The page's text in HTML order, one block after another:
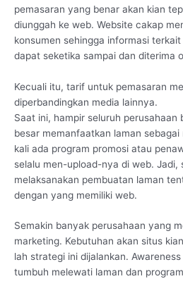
pemasaran yang benar akan kian
diunggah ke web. Website cakap
konsumen sehingga informasi
dapat seketika sampai dan diterima
Kecuali itu, tarif untuk pemasaran
diperbandingkan media lainnya.
Saat ini, hampir seluruh perusahaan
besar memanfaatkan laman
kali ada program promosi atau
selalu men-upload-nya di web. Jadi,
melaksanakan pembuatan laman
dengan yang memiliki web.
Semakin banyak perusahaan yang
marketing. Kebutuhan akan situs
lah strategi ini dijalankan.
tumbuh melewati laman dan